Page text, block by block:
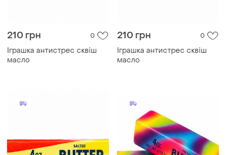
210 грн 0
Іграшка антистрес сквіш
масло
210 грн 0
Іграшка антистрес сквіш
масло